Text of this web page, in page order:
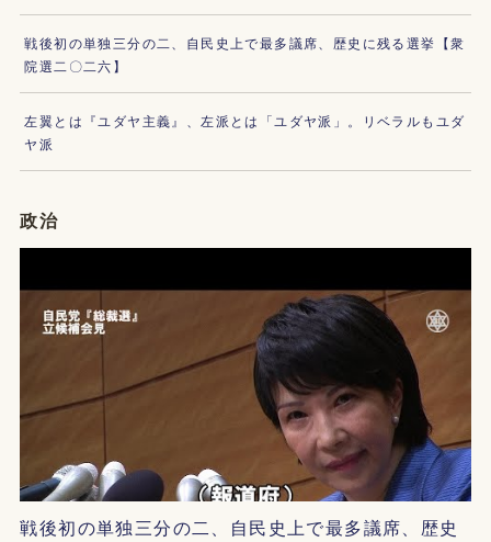
戦後初の単独三分の二、自民史上で最多議席、歴史に残る選挙【衆
院選二〇二六】
左翼とは『ユダヤ主義』、左派とは「ユダヤ派」。リベラルもユダ
ヤ派
政治
戦後初の単独三分の二、自民史上で最多議席、歴史